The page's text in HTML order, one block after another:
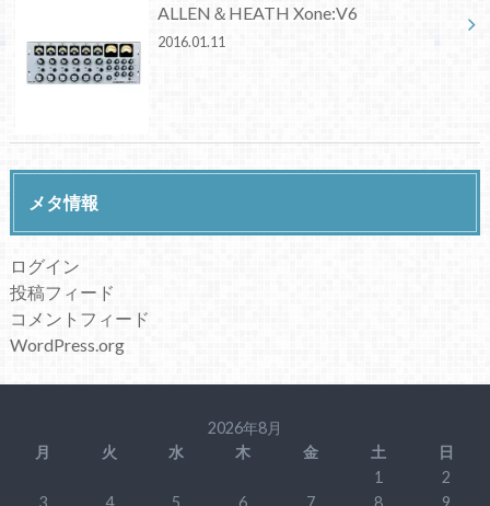
ALLEN＆HEATH Xone:V6
2016.01.11
メタ情報
ログイン
投稿フィード
コメントフィード
WordPress.org
2026年8月
月
火 水 木 金 土
日
1
2